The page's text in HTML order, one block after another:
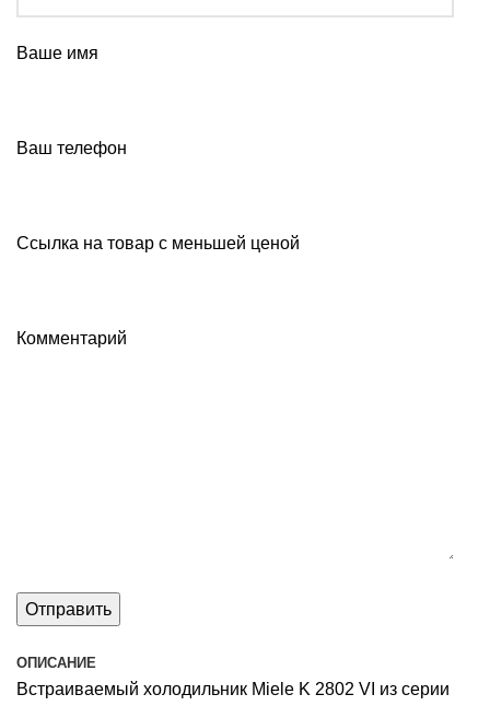
Ваше имя
Ваш телефон
Ссылка на товар с меньшей ценой
Комментарий
ОПИСАНИЕ
Встраиваемый холодильник Miele K 2802 VI из серии